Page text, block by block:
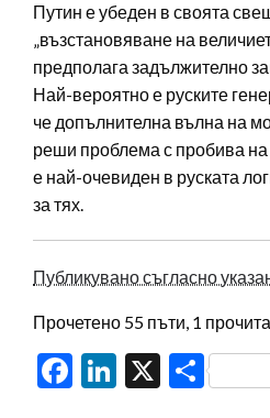
Путин е убеден в своята
„възстановяване на
предполага задължително
Най-вероятно е руските
че допълнителна вълна на
реши проблема с пробива
е най-очевиден в руската
за тях.
Публикувано съгласно
Прочетено 55 пъти, 1
Facebook
LinkedIn
X